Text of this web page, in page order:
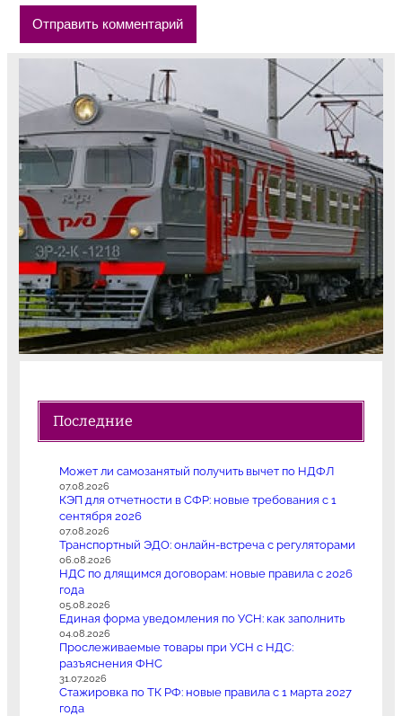
Последние
Может ли самозанятый получить вычет по НДФЛ
07.08.2026
КЭП для отчетности в СФР: новые требования с 1
сентября 2026
07.08.2026
Транспортный ЭДО: онлайн-встреча с регуляторами
06.08.2026
НДС по длящимся договорам: новые правила с 2026
года
05.08.2026
Единая форма уведомления по УСН: как заполнить
04.08.2026
Прослеживаемые товары при УСН с НДС:
разъяснения ФНС
31.07.2026
Стажировка по ТК РФ: новые правила с 1 марта 2027
года